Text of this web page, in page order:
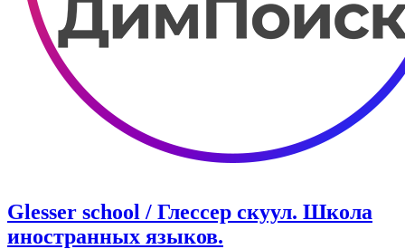
Glesser school / Глессер скуул. Школа
иностранных языков.